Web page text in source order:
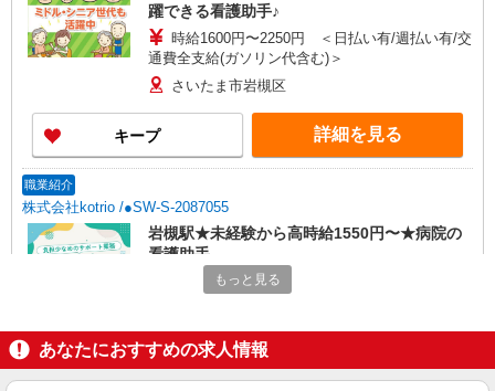
躍できる看護助手♪
時給1600円〜2250円 ＜日払い有/週払い有/交
通費全支給(ガソリン代含む)＞
さいたま市岩槻区
キープ 詳細を見る
職業紹介
株式会社kotrio /●SW-S-2087055
岩槻駅★未経験から高時給1550円〜★病院の
看護助手
時給1550円〜2312円 ＜交通費全支給(ガソリ
岩槻
キープ 詳細を見る
もっと見る
あなたにおすすめの求人情報